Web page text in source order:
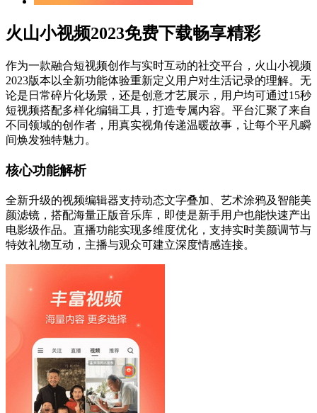
火山小视频2023免费下载畅享精彩
作为一款融合短视频创作与实时互动的社交平台，火山小视频
2023版本以全新功能体验重新定义用户对生活记录的理解。无
论是日常碎片化场景，还是创意才艺展示，用户均可通过15秒
短视频搭配多样化编辑工具，打造专属内容。平台汇聚了来自
不同领域的创作者，用真实视角传递温暖故事，让每个平凡瞬
间焕发独特魅力。
核心功能解析
全新升级的视频编辑器支持动态文字叠加、艺术涂鸦及智能美
颜滤镜，搭配海量正版音乐库，即使是新手用户也能快速产出
电影级作品。直播功能实现多维度优化，支持实时美颜调节与
特效礼物互动，主播与观众可建立深度情感连接。